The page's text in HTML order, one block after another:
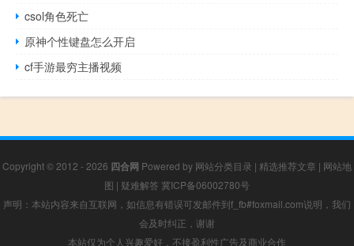
csol角色死亡
原神个性键盘怎么开启
cf手游最穷主播视频
Copyright © 2012 - 2026 四合网 Powered by 网站分类目录 | 精选推荐文章 | 网站地
图 | 疑难解答 冀ICP备06002780号
声明：本站内容来自互联网，如信息有错误可发邮件到f_fb#foxmail.com说明，我们
会及时纠正，谢谢
本站仅为个人兴趣爱好，不接盈利性广告及商业合作